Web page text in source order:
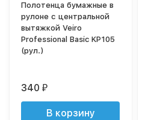
Полотенца бумажные в
рулоне с центральной
вытяжкой Veiro
Professional Basic KP105
(рул.)
340₽
В корзину